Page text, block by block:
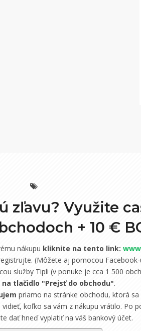
zľavu? Využite
+10 €
nákupu kliknite na tento link:
(Môžete aj pomocou Facebook-
služby Tipli (v ponuke je cca 1 500
tlačidlo "Prejsť do obchodu".
priamo na stránke obchodu, ktorá
koľko sa vám z nákupu vrátilo. Po
dať hneď vyplatiť na váš bankový účet.